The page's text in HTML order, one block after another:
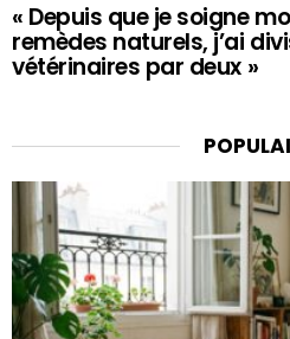
« Depuis que je soigne
remèdes naturels, j’ai
vétérinaires par deux »